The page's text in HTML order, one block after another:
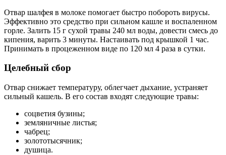
Отвар шалфея в молоке помогает быстро побороть вирусы.
Эффективно это средство при сильном кашле и воспаленном
горле. Залить 15 г сухой травы 240 мл воды, довести смесь до
кипения, варить 3 минуты. Настаивать под крышкой 1 час.
Принимать в процеженном виде по 120 мл 4 раза в сутки.
Целебный сбор
Отвар снижает температуру, облегчает дыхание, устраняет
сильный кашель. В его состав входят следующие травы:
соцветия бузины;
земляничные листья;
чабрец;
золототысячник;
душица.